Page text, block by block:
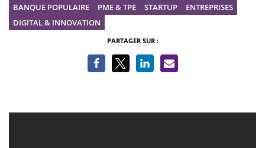
BANQUE POPULAIRE PME & TPE STARTUP
ENTREPRISES
DIGITAL & INNOVATION
PARTAGER SUR :